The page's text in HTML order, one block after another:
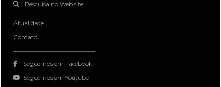
Pesquisa no Web site
Atualidade
Contato
Segue-nos em Facebook
Segue-nos em Youtube